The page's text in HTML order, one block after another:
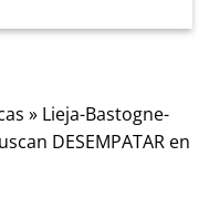
» Lieja-Bastogne-
DESEMPATAR en